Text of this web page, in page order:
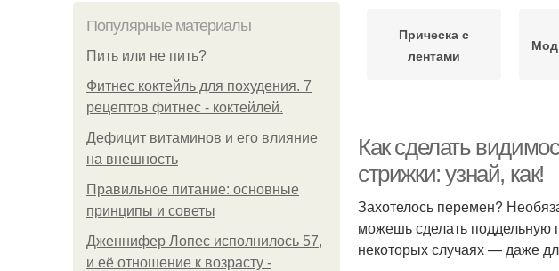
Популярные материалы
Пить или не пить?
Фитнес коктейль для похудения. 7
рецептов фитнес - коктейлей.
Дефицит витаминов и его влияние
на внешность
Правильное питание: основные
принципы и советы
Дженнифер Лопес исполнилось 57,
и её отношение к возрасту -
Прическа с
лентами
Как сделать
стрижки: узнай, как!
Захотелось перемен?
можешь сделать поддельную
некоторых случаях — даже